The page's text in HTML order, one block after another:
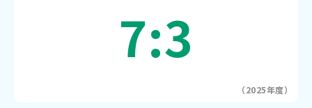
7:3
（2025年度）